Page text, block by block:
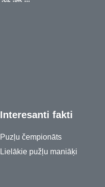
Interesanti fakti
Puzļu čempionāts
Lielākie pužļu maniāķi